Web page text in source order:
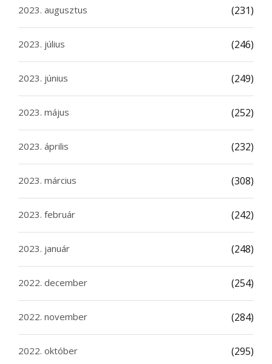
2023. augusztus (231)
2023. július (246)
2023. június (249)
2023. május (252)
2023. április (232)
2023. március (308)
2023. február (242)
2023. január (248)
2022. december (254)
2022. november (284)
2022. október (295)